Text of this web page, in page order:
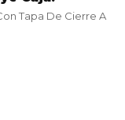
Tapa De Cierre A